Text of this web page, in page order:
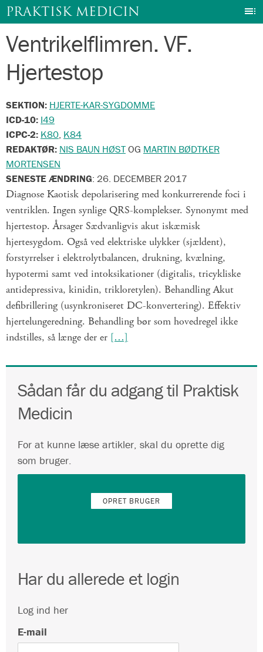
Gå
indhold
PRAKTISK MEDICIN
Ventrikelflimren. VF.
Hjertestop
SEKTION: HJERTE-KAR-SYGDOMME
ICD-10: I49
ICPC-2: K80, K84
REDAKTØR: NIS BAUN HØSTOG MARTIN BØDTKER
MORTENSEN
SENESTE ÆNDRING: 26. DECEMBER 2017
Diagnose Kaotisk depolarisering med konkurrerende foci i
ventriklen. Ingen synlige QRS-komplekser. Synonymt med
hjertestop. Årsager Sædvanligvis akut iskæmisk
hjertesygdom. Også ved elektriske ulykker (sjældent),
forstyrrelser i elektrolytbalancen, drukning, kvælning,
hypotermi samt ved intoksikationer (digitalis, tricykliske
antidepressiva, kinidin, trikloretylen). Behandling Akut
defibrillering (usynkroniseret DC-konvertering). Effektiv
hjertelungeredning. Behandling bør som hovedregel ikke
indstilles, så længe der er […]
Sådan får du adgang til Praktisk
Medicin
For at kunne læse artikler, skal du oprette dig
som bruger.
OPRET BRUGER
Har du allerede et login
Log ind her
E-mail